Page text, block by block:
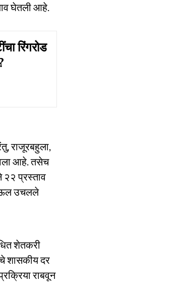
घेतली आहे.
रिंगरोड
राजूरबहुला,
आहे. तसेच
२२ प्रस्ताव
उचलले
शेतकरी
शासकीय दर
राबवून